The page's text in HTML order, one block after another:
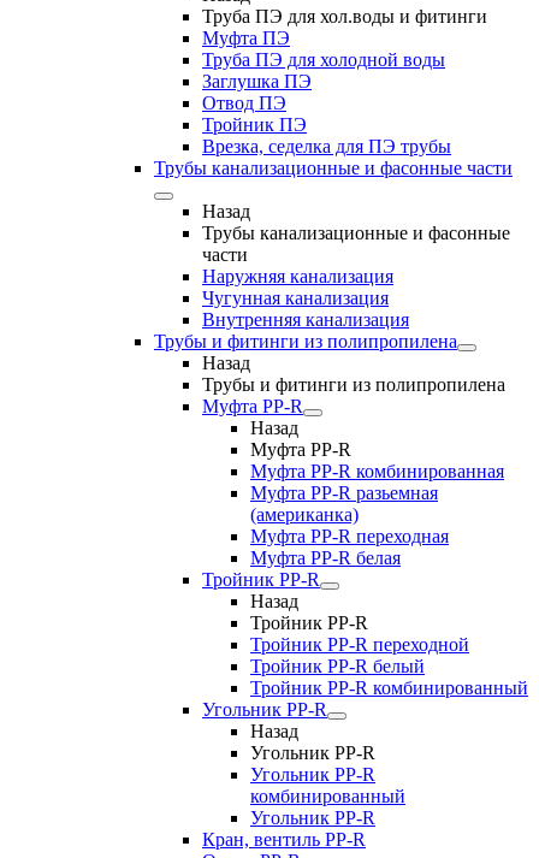
Труба ПЭ для хол.воды и фитинги
Муфта ПЭ
Труба ПЭ для холодной воды
Заглушка ПЭ
Отвод ПЭ
Тройник ПЭ
Врезка, седелка для ПЭ трубы
Трубы канализационные и фасонные части
Назад
Трубы канализационные и фасонные
части
Наружняя канализация
Чугунная канализация
Внутренняя канализация
Трубы и фитинги из полипропилена
Назад
Трубы и фитинги из полипропилена
Муфта PP-R
Назад
Муфта PP-R
Муфта РР-R комбинированная
Муфта РР-R разьемная
(американка)
Муфта РР-R переходная
Муфта РР-R белая
Тройник PP-R
Назад
Тройник PP-R
Тройник РР-R переходной
Тройник РР-R белый
Тройник РР-R комбинированный
Угольник PP-R
Назад
Угольник PP-R
Угольник РР-R
комбинированный
Угольник РР-R
Кран, вентиль PP-R